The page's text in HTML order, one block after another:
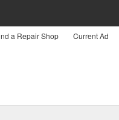
a Repair Shop Current Ad